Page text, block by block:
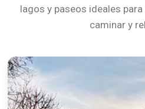
lagos y paseos ideales
caminar y